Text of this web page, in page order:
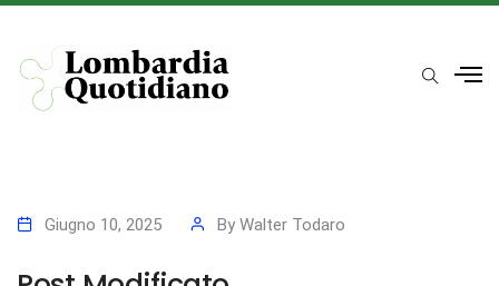
Giugno 10, 2025 By Walter Todaro